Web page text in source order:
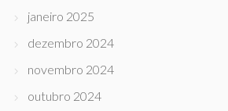
janeiro 2025
dezembro 2024
novembro 2024
outubro 2024